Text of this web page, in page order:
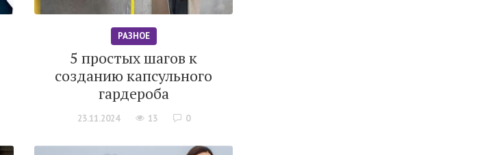
РАЗНОЕ
5 простых шагов к
созданию капсульного
гардероба
23.11.2024 13 0